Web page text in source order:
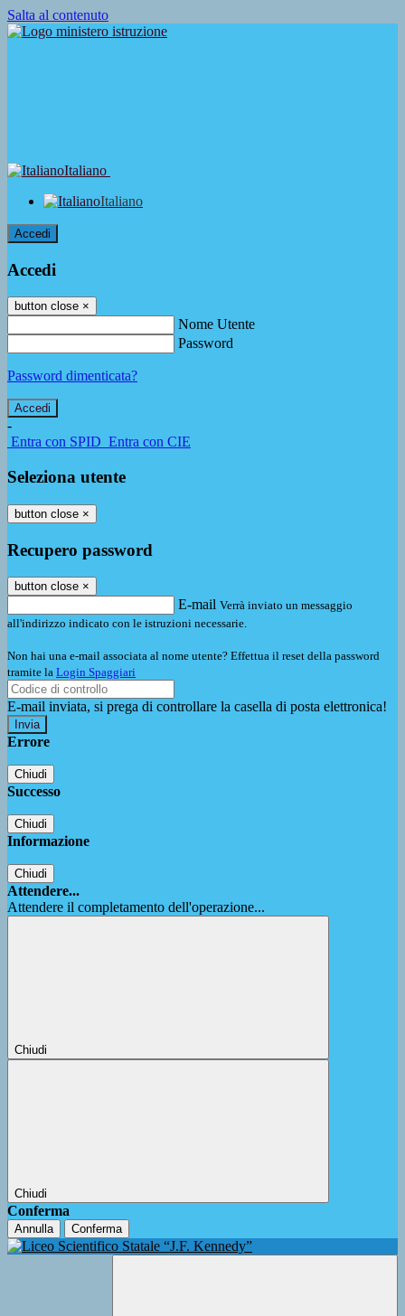
Salta al contenuto
Italiano
Italiano
Accedi
Accedi
button close ×
Nome Utente
Password
Password dimenticata?
-
Entra con SPID Entra con CIE
Seleziona utente
button close ×
Recupero password
button close ×
E-mail Verrà inviato un messaggio
all'indirizzo indicato con le istruzioni necessarie.
Non hai una e-mail associata al nome utente? Effettua il reset della password
tramite la Login Spaggiari
E-mail inviata, si prega di controllare la casella di posta elettronica!
Errore
Chiudi
Successo
Chiudi
Informazione
Chiudi
Attendere...
Attendere il completamento dell'operazione...
Chiudi
Chiudi
Conferma
Annulla Conferma